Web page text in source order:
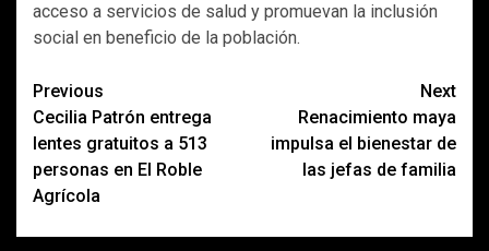
acceso a servicios de salud y promuevan la inclusión
social en beneficio de la población.
Post
navigation
Previous
Cecilia Patrón entrega
lentes gratuitos a 513
personas en El Roble
Agrícola
Next
Renacimiento maya
impulsa el bienestar de
las jefas de familia